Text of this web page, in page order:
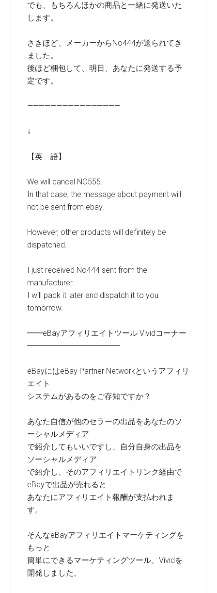
でも、もちろんほかの商品と一緒に発送いた
します。
さきほど、メーカーからNo444が送られてき
ました。
後ほど梱包して、明日、あなたに発送する予
定です。
————————————————-
↓
【英 語】
We will cancel NO555.
In that case, the message about payment will
not be sent from ebay.
However, other products will definitely be
dispatched.
I just received No444 sent from the
manufacturer.
I will pack it later and dispatch it to you
tomorrow.
━━eBayアフィリエイトツール Vividコーナー
━━━━━━━━━━━━
eBayにはeBay Partner Networkというアフィリ
エイト
システムがあるのをご存知ですか？
あなた自信が他のセラーの出品をあなたのソ
ーシャルメディア
で紹介してもいいですし、自分自身の出品を
ソーシャルメディア
で紹介し、そのアフィリエイトリンク経由で
eBayで出品が売れると
あなたにアフィリエイト報酬が支払われま
す。
そんなeBayアフィリエイトマーケティングを
もっと
簡単にできるマーケティングツール、Vividを
開発しました。